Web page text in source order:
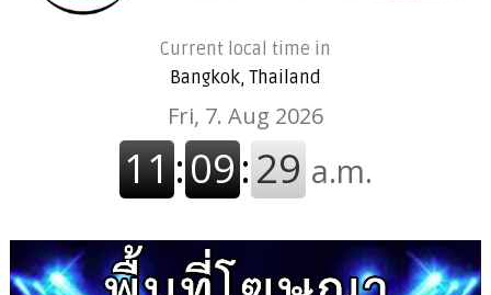
Current local time in
Bangkok, Thailand